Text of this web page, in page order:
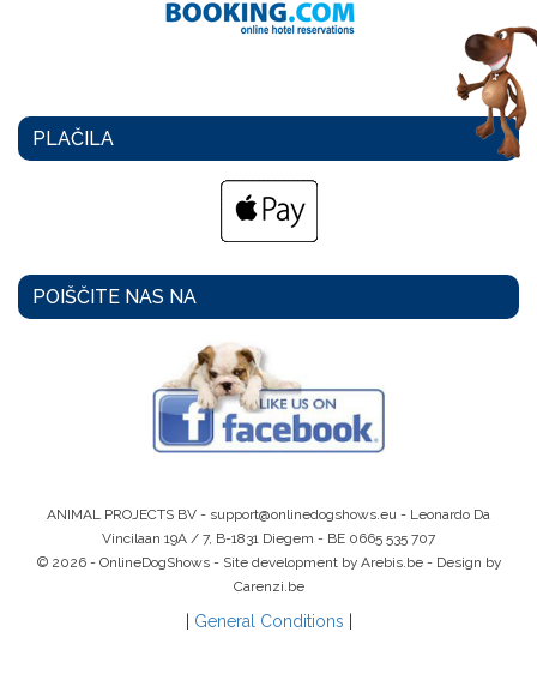
PLAČILA
POIŠČITE NAS NA
ANIMAL PROJECTS BV - support@onlinedogshows.eu - Leonardo Da
Vincilaan 19A / 7, B-1831 Diegem - BE 0665 535 707
© 2026 - OnlineDogShows - Site development by Arebis.be - Design by
Carenzi.be
General Conditions